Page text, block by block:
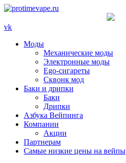
vk
Моды
Механические моды
Электронные моды
Ego-сигареты
Сквонк мод
Баки и дрипки
Баки
Дрипки
Азбука Вейпинга
Компании
Акции
Партнерам
Самые низкие цены на вейпы